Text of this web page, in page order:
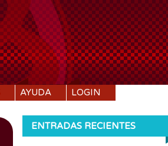
AYUDA LOGIN
ENTRADAS RECIENTES